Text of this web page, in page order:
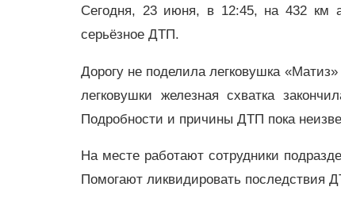
Сегодня, 23 июня, в 12:45, на 432 км
серьёзное ДТП.
Дорогу не поделила легковушка
легковушки железная схватка
Подробности и причины ДТП пока
На месте работают сотрудники
Помогают ликвидировать последствия